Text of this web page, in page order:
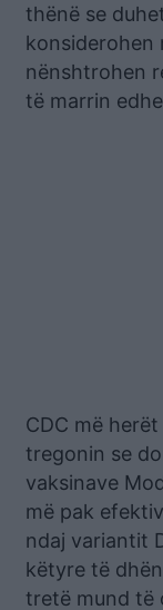
thënë se
konsiderohen
nënshtrohen
të marrin
CDC më
tregonin se
vaksinave
më pak
ndaj variantit
këtyre të
tretë mund të